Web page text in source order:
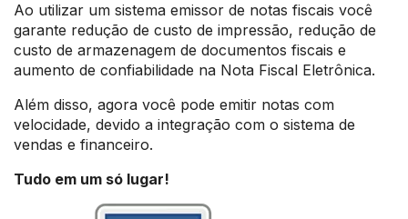
Ao utilizar um sistema emissor de notas fiscais você
garante redução de custo de impressão, redução de
custo de armazenagem de documentos fiscais e
aumento de confiabilidade na Nota Fiscal Eletrônica.
Além disso, agora você pode emitir notas com
velocidade, devido a integração com o sistema de
vendas e financeiro.
Tudo em um só lugar!